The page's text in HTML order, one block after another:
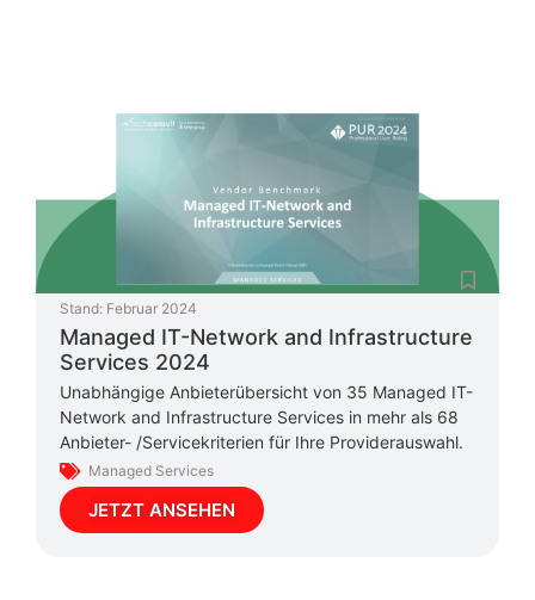
Stand: Februar 2024
Managed IT-Network and Infrastructure
Services 2024
Unabhängige Anbieterübersicht von 35 Managed IT-
Network and Infrastructure Services in mehr als 68
Anbieter- /Servicekriterien für Ihre Providerauswahl.
Managed Services
JETZT ANSEHEN